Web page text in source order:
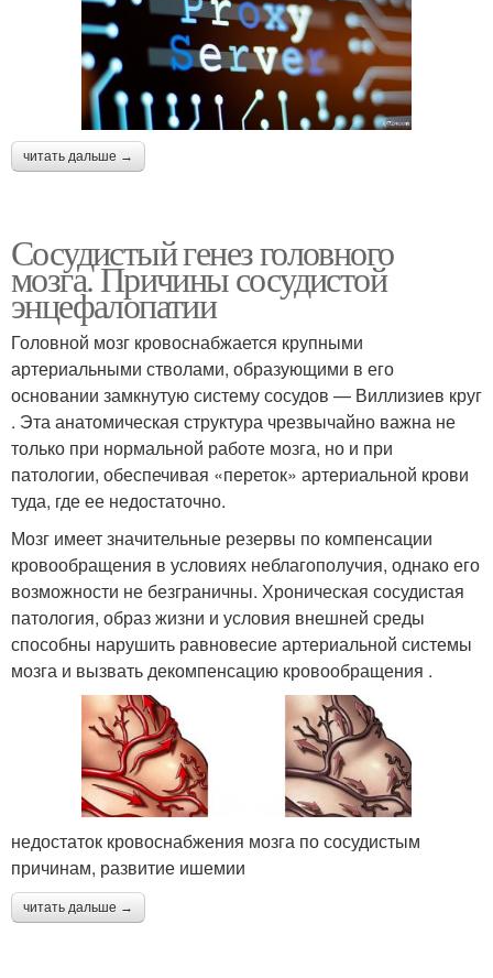
читать дальше →
Сосудистый генез головного
мозга. Причины сосудистой
энцефалопатии
Головной мозг кровоснабжается крупными
артериальными стволами, образующими в его
основании замкнутую систему сосудов — Виллизиев круг
. Эта анатомическая структура чрезвычайно важна не
только при нормальной работе мозга, но и при
патологии, обеспечивая «переток» артериальной крови
туда, где ее недостаточно.
Мозг имеет значительные резервы по компенсации
кровообращения в условиях неблагополучия, однако его
возможности не безграничны. Хроническая сосудистая
патология, образ жизни и условия внешней среды
способны нарушить равновесие артериальной системы
мозга и вызвать декомпенсацию кровообращения .
недостаток кровоснабжения мозга по сосудистым
причинам, развитие ишемии
читать дальше →